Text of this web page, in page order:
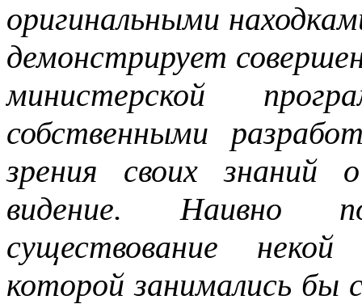
оригинальными
демонстрирует
министерской
собственными
зрения своих знаний
видение. Наивно
существование
которой занимались бы